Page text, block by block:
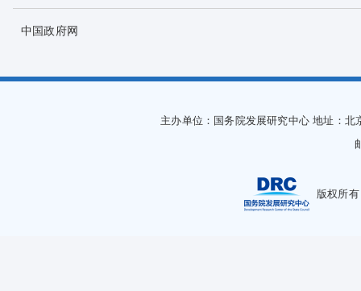
中国政府网
主办单位：国务院发展研究中心 地址：北
版权所有